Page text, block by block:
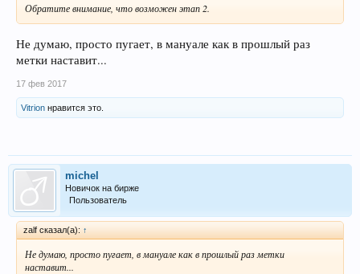
Обратите внимание, что возможен этап 2.
Не думаю, просто пугает, в мануале как в прошлый раз
метки наставит...
17 фев 2017
Vitrion нравится это.
michel
Новичок на бирже
Пользователь
zalf сказал(а): ↑
Не думаю, просто пугает, в мануале как в прошлый раз метки
наставит...